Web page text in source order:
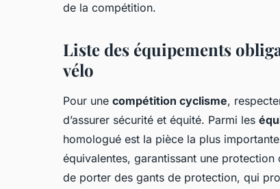
de la compétition.
Liste des équipements
vélo
Pour une compétition cyclisme,
d’assurer sécurité et équité. Parmi les
homologué est la pièce la plus
équivalentes, garantissant une
de porter des gants de protection, qui